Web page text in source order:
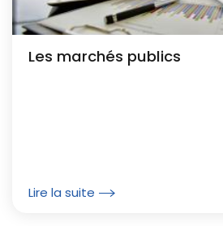
Les marchés publics
Lire la suite